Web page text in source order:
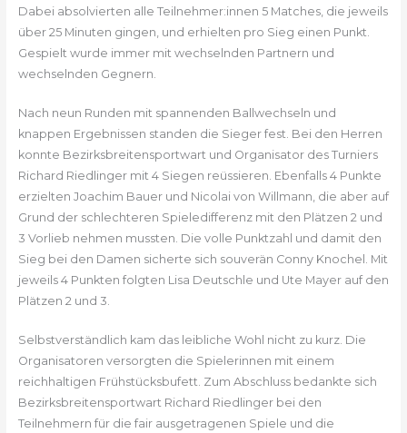
Dabei absolvierten alle Teilnehmer:innen 5 Matches, die jeweils
über 25 Minuten gingen, und erhielten pro Sieg einen Punkt.
Gespielt wurde immer mit wechselnden Partnern und
wechselnden Gegnern.
Nach neun Runden mit spannenden Ballwechseln und
knappen Ergebnissen standen die Sieger fest. Bei den Herren
konnte Bezirksbreitensportwart und Organisator des Turniers
Richard Riedlinger mit 4 Siegen reüssieren. Ebenfalls 4 Punkte
erzielten Joachim Bauer und Nicolai von Willmann, die aber auf
Grund der schlechteren Spieledifferenz mit den Plätzen 2 und
3 Vorlieb nehmen mussten. Die volle Punktzahl und damit den
Sieg bei den Damen sicherte sich souverän Conny Knochel. Mit
jeweils 4 Punkten folgten Lisa Deutschle und Ute Mayer auf den
Plätzen 2 und 3.
Selbstverständlich kam das leibliche Wohl nicht zu kurz. Die
Organisatoren versorgten die Spielerinnen mit einem
reichhaltigen Frühstücksbufett. Zum Abschluss bedankte sich
Bezirksbreitensportwart Richard Riedlinger bei den
Teilnehmern für die fair ausgetragenen Spiele und die